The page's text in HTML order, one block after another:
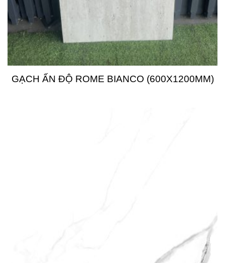
GẠCH ẤN ĐỘ ROME BIANCO (600X1200MM)